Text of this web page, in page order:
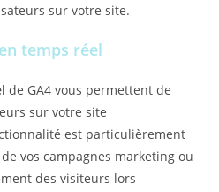
sur votre site.
temps réel
de GA4 vous permettent de
sur votre site
est particulièrement
vos campagnes marketing ou
des visiteurs lors